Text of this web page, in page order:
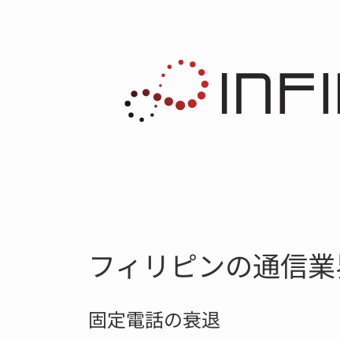
フィリピンの通信
固定電話の衰退